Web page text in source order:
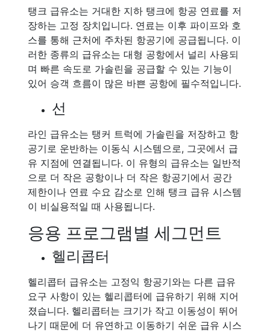
탱크 급유소는 거대한 지하 탱크에 항공 연료를 저
장하는 고정 장치입니다. 연료는 이후 파이프와 호
스를 통해 근처에 주차된 항공기에 공급됩니다. 이
러한 종류의 급유소는 대형 공항에서 널리 사용되
며 빠른 속도로 가솔린을 공급할 수 있는 기능이
있어 승객 흐름이 많은 바쁜 공항에 필수적입니다.
선
라인 급유소는 탱커 트럭에 가솔린을 저장하고 항
공기로 운반하는 이동식 시스템으로, 그곳에서 급
유 지점에 연결됩니다. 이 유형의 급유소는 일반적
으로 더 작은 공항이나 더 작은 항공기에서 공간
제한이나 연료 수요 감소로 인해 탱크 급유 시스템
이 비실용적일 때 사용됩니다.
응용 프로그램별 세그먼트
헬리콥터
헬리콥터 급유소는 고정익 항공기와는 다른 급유
요구 사항이 있는 헬리콥터에 급유하기 위해 지어
졌습니다. 헬리콥터는 크기가 작고 이동성이 뛰어
나기 때문에 더 유연하고 이동하기 쉬운 급유 시스